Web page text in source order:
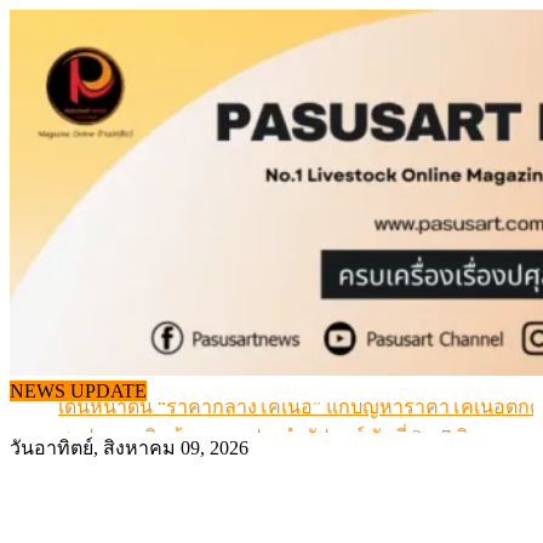
content
NEWS UPDATE
เดินหน้าดัน “ราคากลางโคเนื้อ” แก้ปัญหาราคาโคเนื้อตก
สรุปภาวะ สินค้าเกษตรประจำสัปดาห์ วันที่ 3 – 7 สิงหาคม
เมื่อเกษตรกรถูกมองเป็นผู้ร้ายเบื้องหลังราคาหมูที่สังคมไม่
วันอาทิตย์, สิงหาคม 09, 2026